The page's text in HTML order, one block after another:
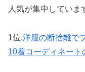
人気が集中していま
1位.洋服の断捨離で
10着コーディネート